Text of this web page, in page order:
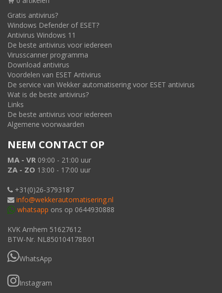
Gratis antivirus?
Windows Defender of ESET?
Antivirus Windows 11
De beste antivirus voor iedereen
Virusscanner programma
Download antivirus
Voordelen van ESET Antivirus
De service van Wekker automatisering voor ESET antivirus
Wat is de beste antivirus?
Links
De beste antivirus voor iedereen
Algemene voorwaarden
NEEM CONTACT OP
MA - VR 09:00 - 21:00 uur
ZA - ZO 13:00 - 17:00 uur
+31(0)26-3793187
info@wekkerautomatisering.nl
whatsapp ons op 0644930888
KVK Arnhem 51627612
BTW-Nr. NL850104178B01
WhatsApp
Instagram